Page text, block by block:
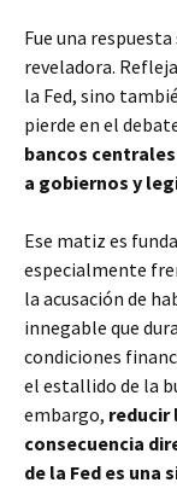
Fue una
reveladora.
la Fed, sino
pierde en el
bancos
a gobiernos y
Ese matiz es
especialmente
la acusación de
innegable que
condiciones
el estallido de la
embargo, reducir
consecuencia
de la Fed es